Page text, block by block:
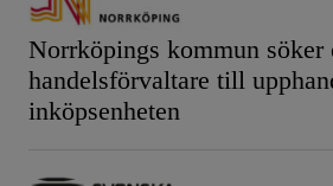
Norrköpings kommun söker
handelsförvaltare till
inköpsenheten